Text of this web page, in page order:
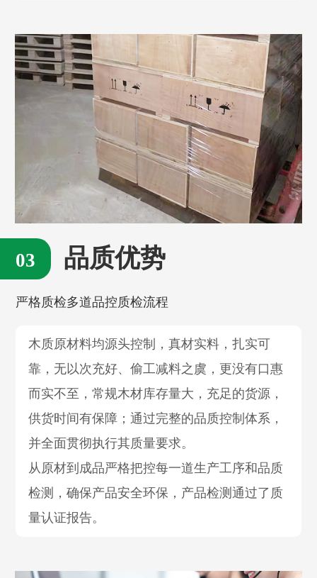
品质优势
严格质检多道品控质检流程
木质原材料均源头控制，真材实料，扎实可
靠，无以次充好、偷工减料之虞，更没有口惠
而实不至，常规木材库存量大，充足的货源，
供货时间有保障；通过完整的品质控制体系，
并全面贯彻执行其质量要求。
从原材到成品严格把控每一道生产工序和品质
检测，确保产品安全环保，产品检测通过了质
量认证报告。